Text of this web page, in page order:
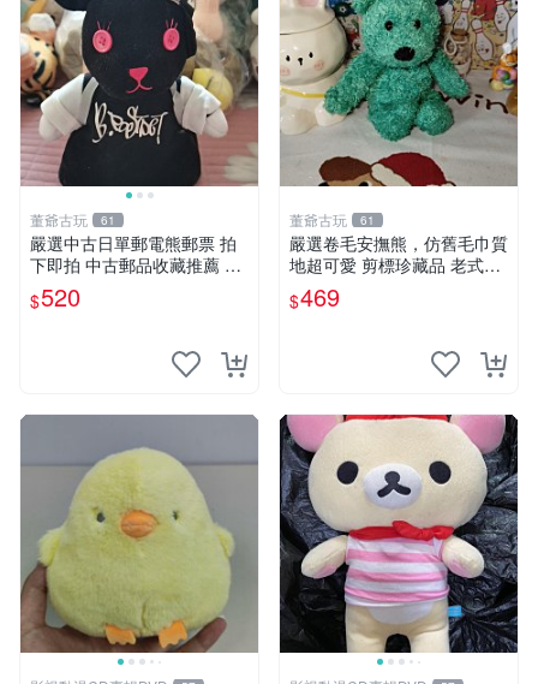
董爺古玩 61
嚴選中古日單郵電熊郵票 拍
下即拍 中古郵品收藏推薦 郵
票 郵電熊 日本
$520
董爺古玩 61
嚴選卷毛安撫熊，仿舊毛巾質
地超可愛 剪標珍藏品 老式毛
巾質地 安撫熊 款式
$469